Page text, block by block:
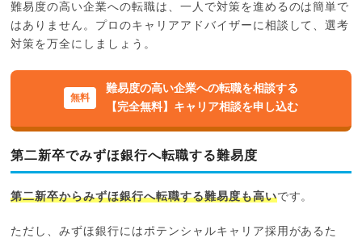
難易度の高い企業への転職は、一人で対策を進めるのは簡単で
はありません。プロのキャリアアドバイザーに相談して、選考
対策を万全にしましょう。
難易度の高い企業への転職を相談する
【完全無料】キャリア相談を申し込む
第二新卒でみずほ銀行へ転職する難易度
第二新卒からみずほ銀行へ転職する難易度も高いです。
ただし、みずほ銀行にはポテンシャルキャリア採用があるた